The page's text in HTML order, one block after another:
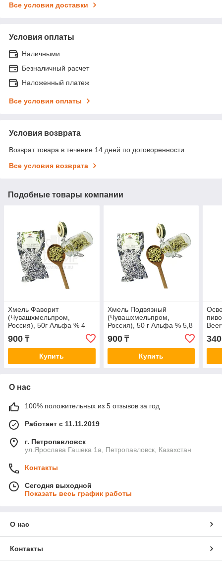
Все условия доставки
Условия оплаты
Наличными
Безналичный расчет
Наложенный платеж
Все условия оплаты
Условия возврата
Возврат товара в течение 14 дней по договоренности
Все условия возврата
Подобные товары компании
Хмель Фаворит
(Чувашхмельпром,
Россия), 50г Альфа % 4
900 ₸
Купить
Хмель Подвязный
(Чувашхмельпром,
Россия), 50 г Альфа % 5,8
900₸
Купить
340
О нас
100% положительных из 5 отзывов за год
Работает с 11.11.2019
г. Петропавловск
ул.Ярослава Гашека 1а, Петропавловск, Казахстан
Контакты
Сегодня выходной
Показать весь график работы
О нас
Контакты